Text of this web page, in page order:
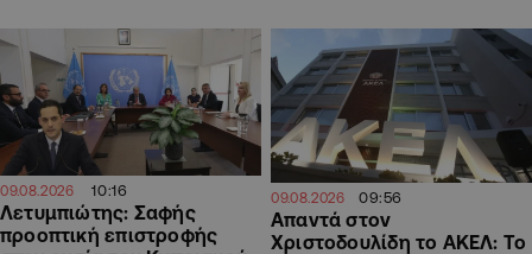
09.08.2026 10:16
Λετυμπιώτης: Σαφής
προοπτική επιστροφής
09.08.2026 09:56
Απαντά στον
Χριστοδουλίδη το ΑΚΕΛ: Το